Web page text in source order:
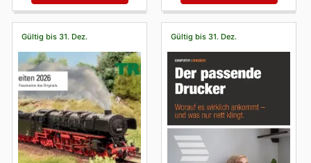
Gültig bis 31. Dez. Gültig bis 31. Dez.